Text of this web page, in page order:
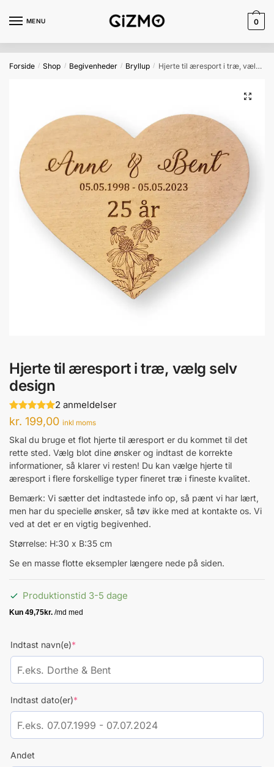
MENU 0
Forside / Shop / Begivenheder / Bryllup / Hjerte til æresport i træ, vælg selv design
Hjerte til æresport i træ, vælg selv
design
2 anmeldelser
kr. 199,00 inkl moms
Skal du bruge et flot hjerte til æresport er du kommet til det
rette sted. Vælg blot dine ønsker og indtast de korrekte
informationer, så klarer vi resten! Du kan vælge hjerte til
æresport i flere forskellige typer fineret træ i fineste kvalitet.
Bemærk: Vi sætter det indtastede info op, så pænt vi har lært,
men har du specielle ønsker, så tøv ikke med at kontakte os. Vi
ved at det er en vigtig begivenhed.
Størrelse: H:30 x B:35 cm
Se en masse flotte eksempler længere nede på siden.
Produktionstid 3-5 dage
Indtast navn(e)*
Indtast dato(er)*
Andet